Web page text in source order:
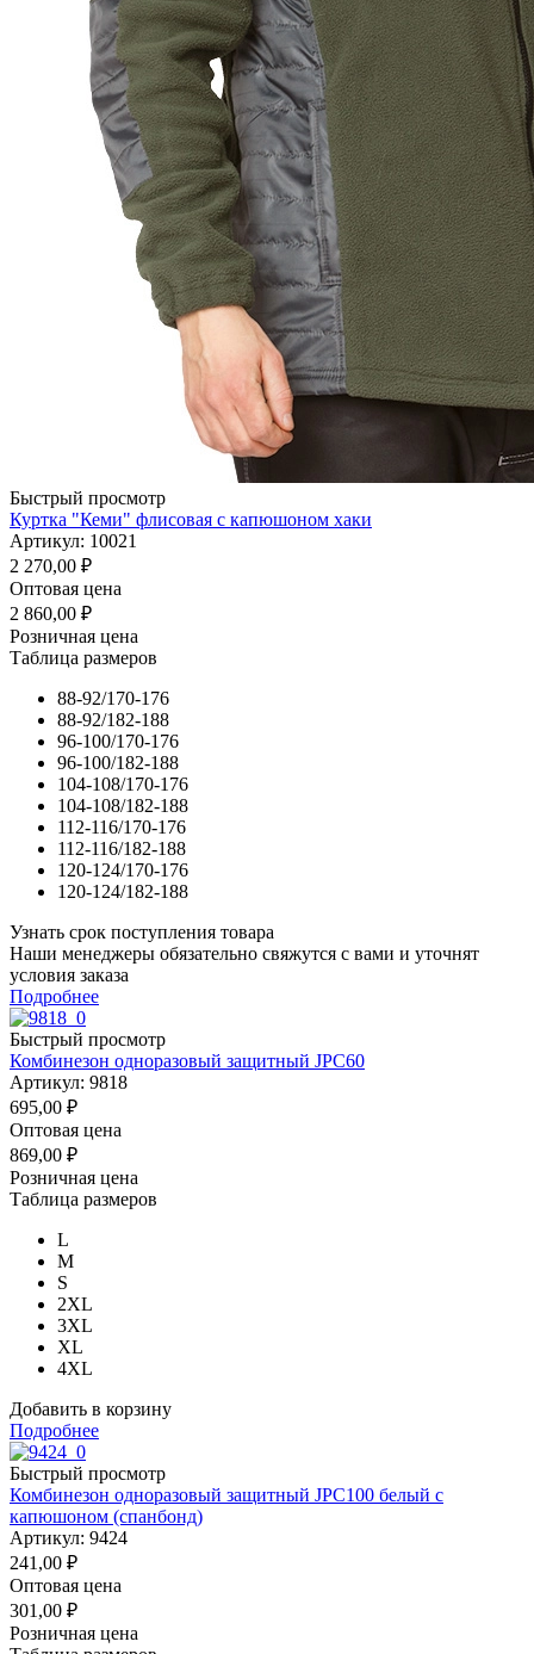
Быстрый просмотр
Куртка "Кеми" флисовая с капюшоном хаки
Артикул: 10021
2 270,00 ₽
Оптовая цена
2 860,00 ₽
Розничная цена
Таблица размеров
88-92/170-176
88-92/182-188
96-100/170-176
96-100/182-188
104-108/170-176
104-108/182-188
112-116/170-176
112-116/182-188
120-124/170-176
120-124/182-188
Узнать срок поступления товара
Наши менеджеры обязательно свяжутся с вами и уточнят
условия заказа
Подробнее
Быстрый просмотр
Комбинезон одноразовый защитный JPC60
Артикул: 9818
695,00 ₽
Оптовая цена
869,00 ₽
Розничная цена
Таблица размеров
L
M
S
2XL
3XL
XL
4XL
Добавить в корзину
Подробнее
Быстрый просмотр
Комбинезон одноразовый защитный JPC100 белый с
капюшоном (спанбонд)
Артикул: 9424
241,00 ₽
Оптовая цена
301,00 ₽
Розничная цена